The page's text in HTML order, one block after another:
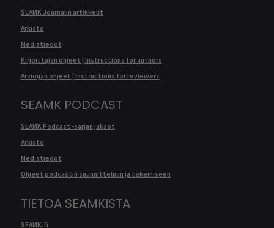
SEAMK Journalin artikkelit
Arkisto
Mediatiedot
Kirjoittajan ohjeet | Instructions for authors
Arvioijan ohjeet | Instructions for reviewers
SEAMK PODCAST
SEAMK Podcast -sarjan jaksot
Arkisto
Mediatiedot
Ohjeet podcastin suunnitteluun ja tekemiseen
TIETOA SEAMKISTA
SEAMK.fi